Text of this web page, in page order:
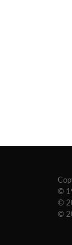
©
©
©